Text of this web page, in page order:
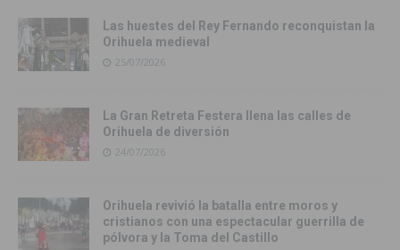
Las huestes del Rey Fernando reconquistan la
Orihuela medieval
25/07/2026
La Gran Retreta Festera llena las calles de
Orihuela de diversión
24/07/2026
Orihuela revivió la batalla entre moros y
cristianos con una espectacular guerrilla de
pólvora y la Toma del Castillo